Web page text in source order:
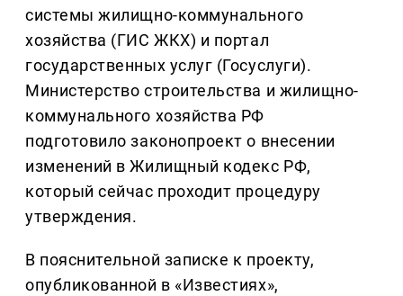
системы жилищно-коммунального
хозяйства (ГИС ЖКХ) и портал
государственных услуг (Госуслуги).
Министерство строительства и жилищно-
коммунального хозяйства РФ
подготовило законопроект о внесении
изменений в Жилищный кодекс РФ,
который сейчас проходит процедуру
утверждения.
В пояснительной записке к проекту,
опубликованной в «Известиях»,